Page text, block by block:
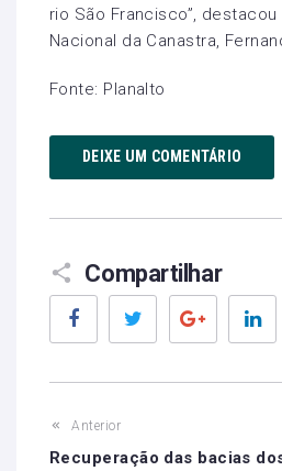
rio São Francisco”,
Nacional da Canastra,
Fonte: Planalto
DEIXE UM COMENTÁRIO
Compartilhar
Facebook Twitter Google+
Anterior
Recuperação das bacias